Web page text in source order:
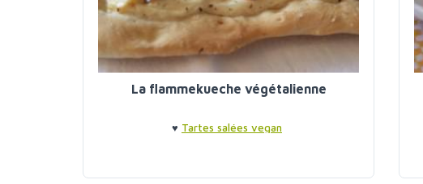
La flammekueche végétalienne
♥ Tartes salées vegan